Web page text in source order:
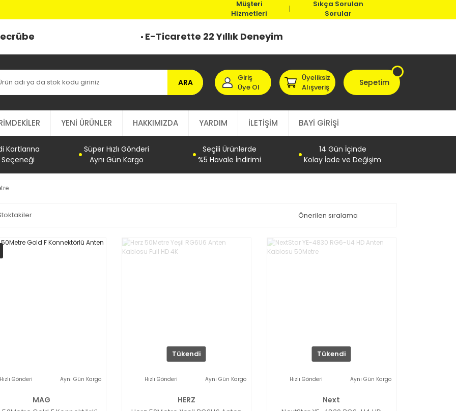
Müşteri
Hizmetleri
Sıkça Sorulan
Sorular
E-Ticarette 22 Yıllık Deneyim
ARA
Giriş
Üye Ol
Üyeliksiz
Alışveriş
Sepetim
YENİ ÜRÜNLER HAKKIMIZDA YARDIM İLETİŞİM BAYİ GİRİŞİ
Kartlarına
Süper Hızlı Gönderi
Aynı Gün Kargo
Seçili Ürünlerde
%5 Havale İndirimi
14 Gün İçinde
Kolay İade ve Değişim
Hızlı Gönderi Aynı Gün Kargo
MAG
Tükendi
Hızlı Gönderi Aynı Gün Kargo
HERZ
Tükendi
Hızlı Gönderi Aynı Gün Kargo
Next